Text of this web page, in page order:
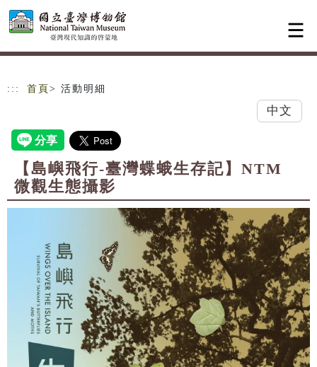
跳到主要內容
網站導覽
::: 首頁 > 活動明細
中文
【島嶼飛行-臺灣蝶蛾生存記】NTM
微觀生態攝影